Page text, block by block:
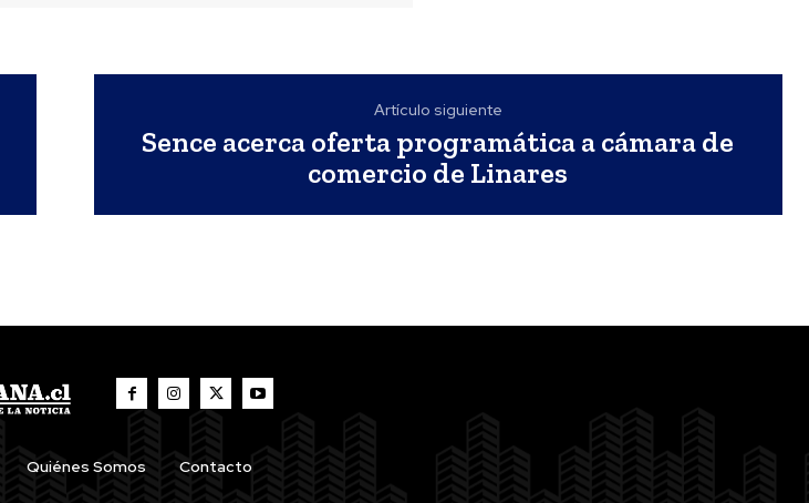
Artículo siguiente
Sence acerca oferta programática a cámara de
comercio de Linares
Quiénes Somos Contacto